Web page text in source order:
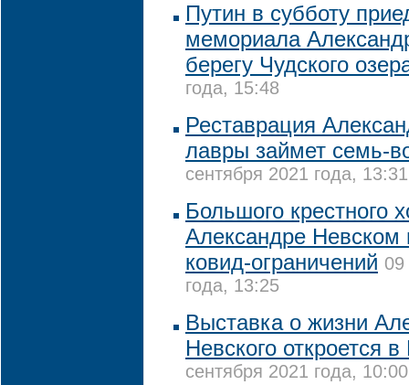
Путин в субботу
мемориала
берегу Чудского
года, 15:48
Реставрация
лавры займет семь-
сентября 2021 года, 13:31
Большого крестного
Александре Невском
ковид-ограничений 09
года, 13:25
Выставка о жизни
Невского откроется в
сентября 2021 года, 10:00